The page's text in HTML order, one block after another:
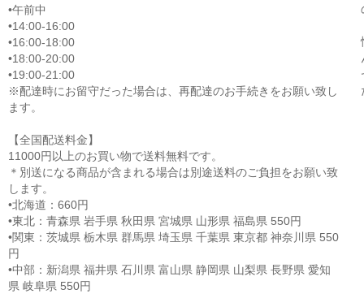
•午前中
•14:00-16:00
•16:00-18:00
•18:00-20:00
•19:00-21:00
※配達時にお留守だった場合は、再配達のお手続きをお願い致し
ます。
【全国配送料金】
11000円以上のお買い物で送料無料です。
＊別送になる商品が含まれる場合は別途送料のご負担をお願い致
します。
•北海道：660円
•東北：青森県 岩手県 秋田県 宮城県 山形県 福島県 550円
•関東：茨城県 栃木県 群馬県 埼玉県 千葉県 東京都 神奈川県 550
円
•中部：新潟県 福井県 石川県 富山県 静岡県 山梨県 長野県 愛知
県 岐阜県 550円